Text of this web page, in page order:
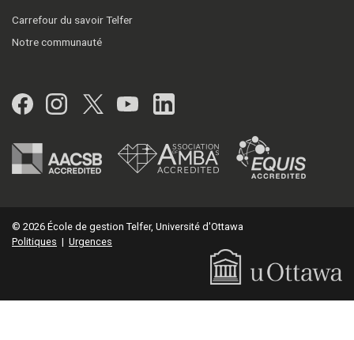
Carrefour du savoir Telfer
Notre communauté
Facebook
Instagram
Twitter
YouTubeLinkedIn
© 2026 École de gestion Telfer, Université d'Ottawa
Politiques | Urgences